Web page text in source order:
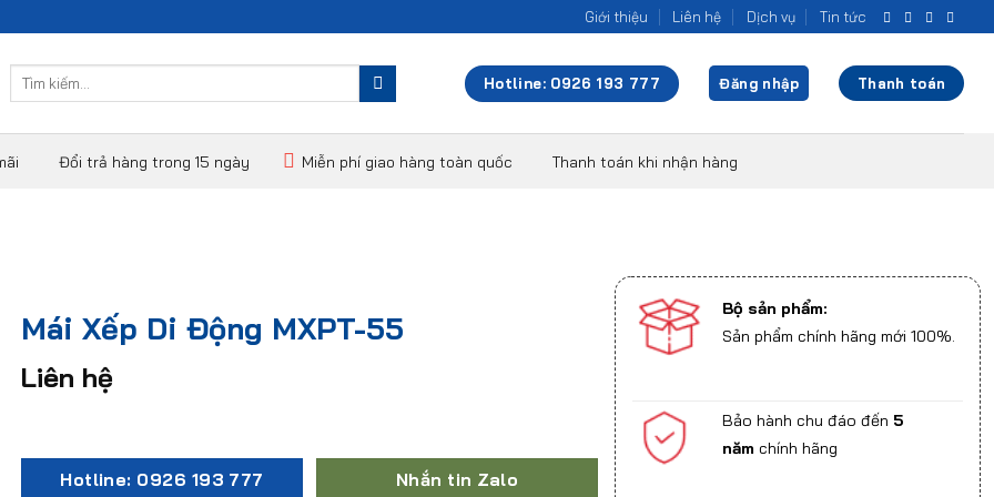
Giới thiệu Liên hệ Dịch vụ Tin tức
Tìm
Hotline: 0926 193 777 Đăng nhập Thanh toán
Đổi trả hàng trong 15 ngày Miễn phí giao hàng toàn quốc Thanh toán khi nhận hàng
Mái Xếp Di Động MXPT-55
Liên hệ
Hotline: 0926 193 777 Nhắn tin Zalo
Bộ sản phẩm:
Sản phẩm chính hãng mới 100%.
Bảo hành chu đáo đến 5
năm chính hãng